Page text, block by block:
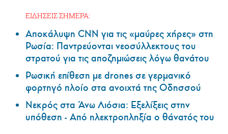
ΕΙΔΗΣΕΙΣ ΣΗΜΕΡΑ:
Αποκάλυψη CNN για τις «μαύρες χήρες» στη
Ρωσία: Παντρεύονται νεοσύλλεκτους του
στρατού για τις αποζημιώσεις λόγω θανάτου
Ρωσική επίθεση με drones σε γερμανικό
φορτηγό πλοίο στα ανοιχτά της Οδησσού
Νεκρός στα Άνω Λιόσια: Εξελίξεις στην
υπόθεση - Από ηλεκτροπληξία ο θάνατός του